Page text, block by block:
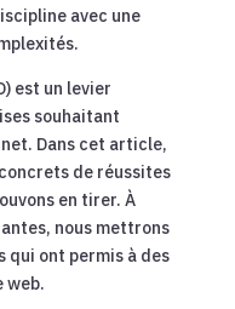
avec une
est un levier
souhaitant
Dans cet article,
de réussites
en tirer. À
nous mettrons
qui ont permis à des
web.